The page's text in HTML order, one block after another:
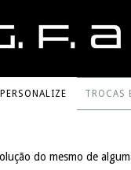
PERSONALIZE TROCAS
do mesmo de